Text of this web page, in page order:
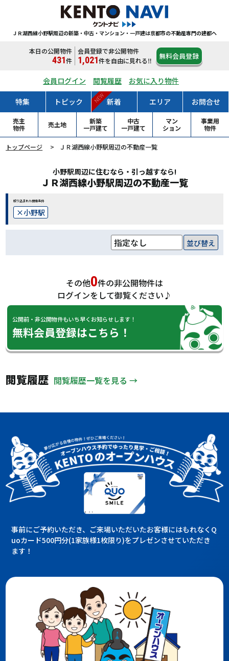
ＪＲ湖西線小野駅周辺の新築・中古・マンション・一戸建は京都市の不動産専門の建都へ
本日の公開物件
431件
会員登録で非公開物件
1,021件を自由に見れる‼ 無料会員登録
会員ログイン 閲覧履歴 お気に入り物件
特集 トピック 新着
NEW エリア お問合せ
売主
物件
売土地
新築
一戸建て
中古
一戸建て
マン
ション
事業用
物件
トップページ ＪＲ湖西線小野駅周辺の不動産一覧
小野駅周辺に住むなら・引っ越すなら!
ＪＲ湖西線小野駅周辺の不動産一覧
絞り込まれた検索条件
小野駅
並び替え
その他0件の非公開物件は
ログインをして御覧ください♪
公開前・非公開物件もいち早くお知らせします！
無料会員登録はこちら！
閲覧履歴 閲覧履歴一覧を見る →
事前にご予約いただき、ご来場いただいたお客様にはもれなくQ
uoカード500円分(1家族様1枚限り)をプレゼンさせていただき
ます！